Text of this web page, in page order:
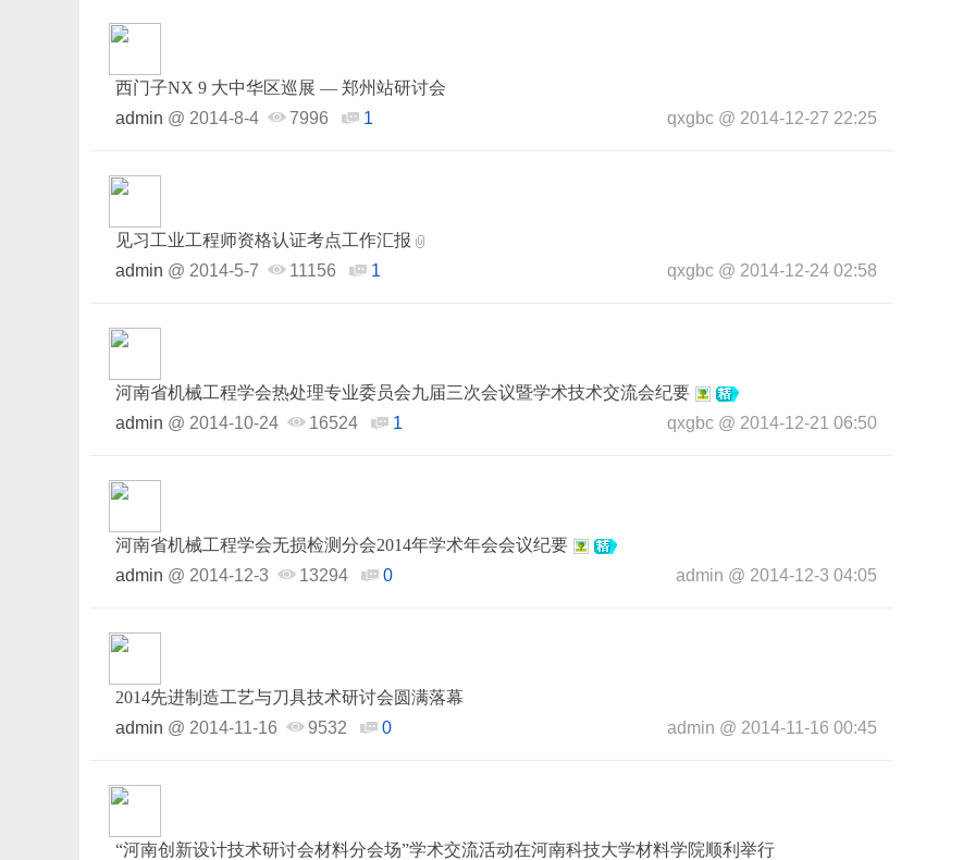
西门子NX 9 大中华区巡展 — 郑州站研讨会
admin @ 2014-8-4 7996 1 qxgbc @ 2014-12-27 22:25
见习工业工程师资格认证考点工作汇报
admin @ 2014-5-7 11156 1 qxgbc @ 2014-12-24 02:58
河南省机械工程学会热处理专业委员会九届三次会议暨学术技术交流会纪要
admin @ 2014-10-24 16524 1 qxgbc @ 2014-12-21 06:50
河南省机械工程学会无损检测分会2014年学术年会会议纪要
admin @ 2014-12-3 13294 0 admin @ 2014-12-3 04:05
2014先进制造工艺与刀具技术研讨会圆满落幕
admin @ 2014-11-16 9532 0 admin @ 2014-11-16 00:45
“河南创新设计技术研讨会材料分会场”学术交流活动在河南科技大学材料学院顺利举行